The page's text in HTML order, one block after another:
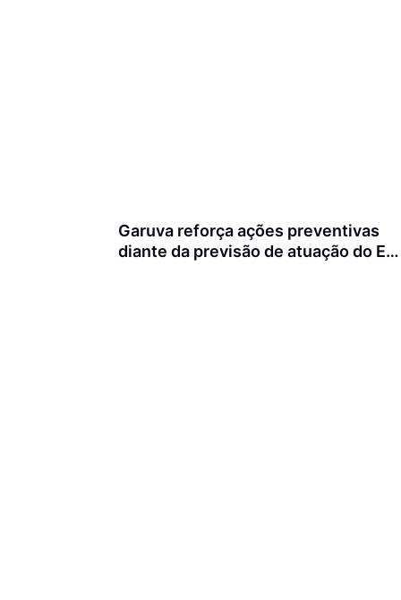
Garuva reforça ações preventivas
diante da previsão de atuação do El